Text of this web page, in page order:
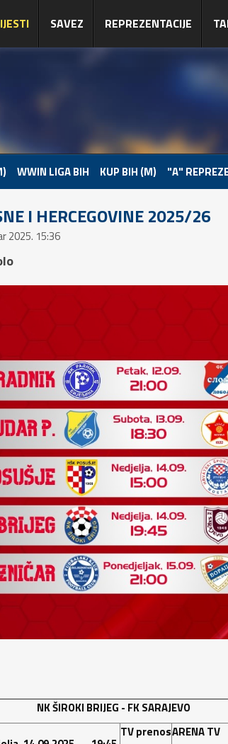
SAVEZ REPREZENTACIJE
WWIN LIGA BIH KUP BIH (M) "A"
I HERCEGOVINE 2025/26
2025. 15:36
NK ŠIROKI BRIJEG - FK SARAJEVO
TV prenosARENA TV